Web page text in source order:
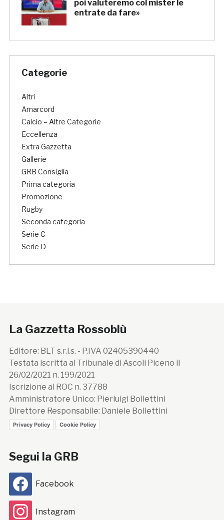
poi valuteremo col mister le
entrate da fare»
Categorie
Altri
Amarcord
Calcio – Altre Categorie
Eccellenza
Extra Gazzetta
Gallerie
GRB Consiglia
Prima categoria
Promozione
Rugby
Seconda categoria
Serie C
Serie D
La Gazzetta Rossoblù
Editore: BLT s.r.l.s. - P.IVA 02405390440
Testata iscritta al Tribunale di Ascoli Piceno il
26/02/2021 n. 199/2021
Iscrizione al ROC n. 37788
Amministratore Unico: Pierluigi Bollettini
Direttore Responsabile: Daniele Bollettini
Privacy Policy Cookie Policy
Segui la GRB
Facebook
Instagram